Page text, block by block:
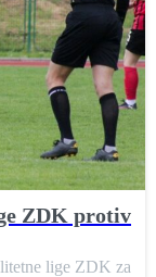
ZDK protiv
lige ZDK za